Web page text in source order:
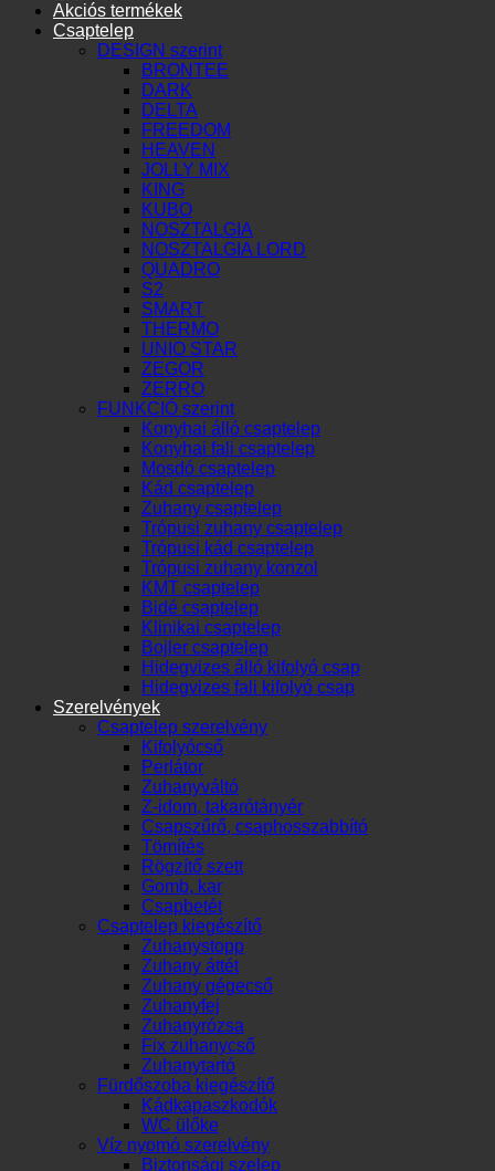
Akciós termékek
Csaptelep
DESIGN szerint
BRONTEE
DARK
DELTA
FREEDOM
HEAVEN
JOLLY MIX
KING
KUBO
NOSZTALGIA
NOSZTALGIA LORD
QUADRO
S2
SMART
THERMO
UNIO STAR
ZEGOR
ZERRO
FUNKCIÓ szerint
Konyhai álló csaptelep
Konyhai fali csaptelep
Mosdó csaptelep
Kád csaptelep
Zuhany csaptelep
Trópusi zuhany csaptelep
Trópusi kád csaptelep
Trópusi zuhany konzol
KMT csaptelep
Bidé csaptelep
Klinikai csaptelep
Bojler csaptelep
Hidegvizes álló kifolyó csap
Hidegvizes fali kifolyó csap
Szerelvények
Csaptelep szerelvény
Kifolyócső
Perlátor
Zuhanyváltó
Z-idom, takarótányér
Csapszűrő, csaphosszabbító
Tömítés
Rögzítő szett
Gomb, kar
Csapbetét
Csaptelep kiegészítő
Zuhanystopp
Zuhany áttét
Zuhany gégecső
Zuhanyfej
Zuhanyrózsa
Fix zuhanycső
Zuhanytartó
Fürdőszoba kiegészítő
Kádkapaszkodók
WC ülőke
Víz nyomó szerelvény
Biztonsági szelep